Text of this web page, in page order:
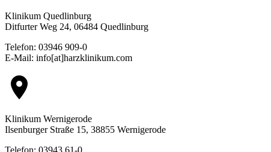
Klinikum Quedlinburg
Ditfurter Weg 24, 06484 Quedlinburg
Telefon: 03946 909-0
E-Mail: info[at]harzklinikum.com
location_on
Klinikum Wernigerode
Ilsenburger Straße 15, 38855 Wernigerode